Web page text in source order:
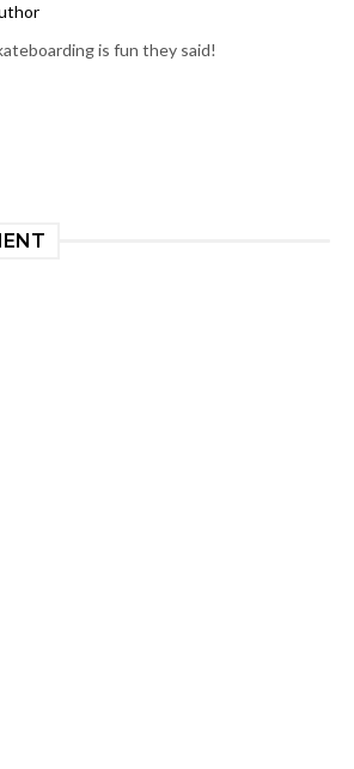
is fun they said!